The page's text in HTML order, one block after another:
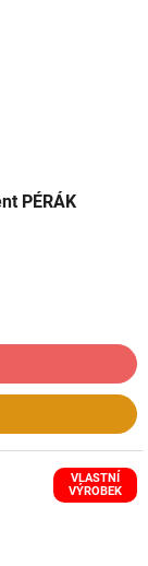
PÉRÁK
VLASTNÍ
VÝROBEK